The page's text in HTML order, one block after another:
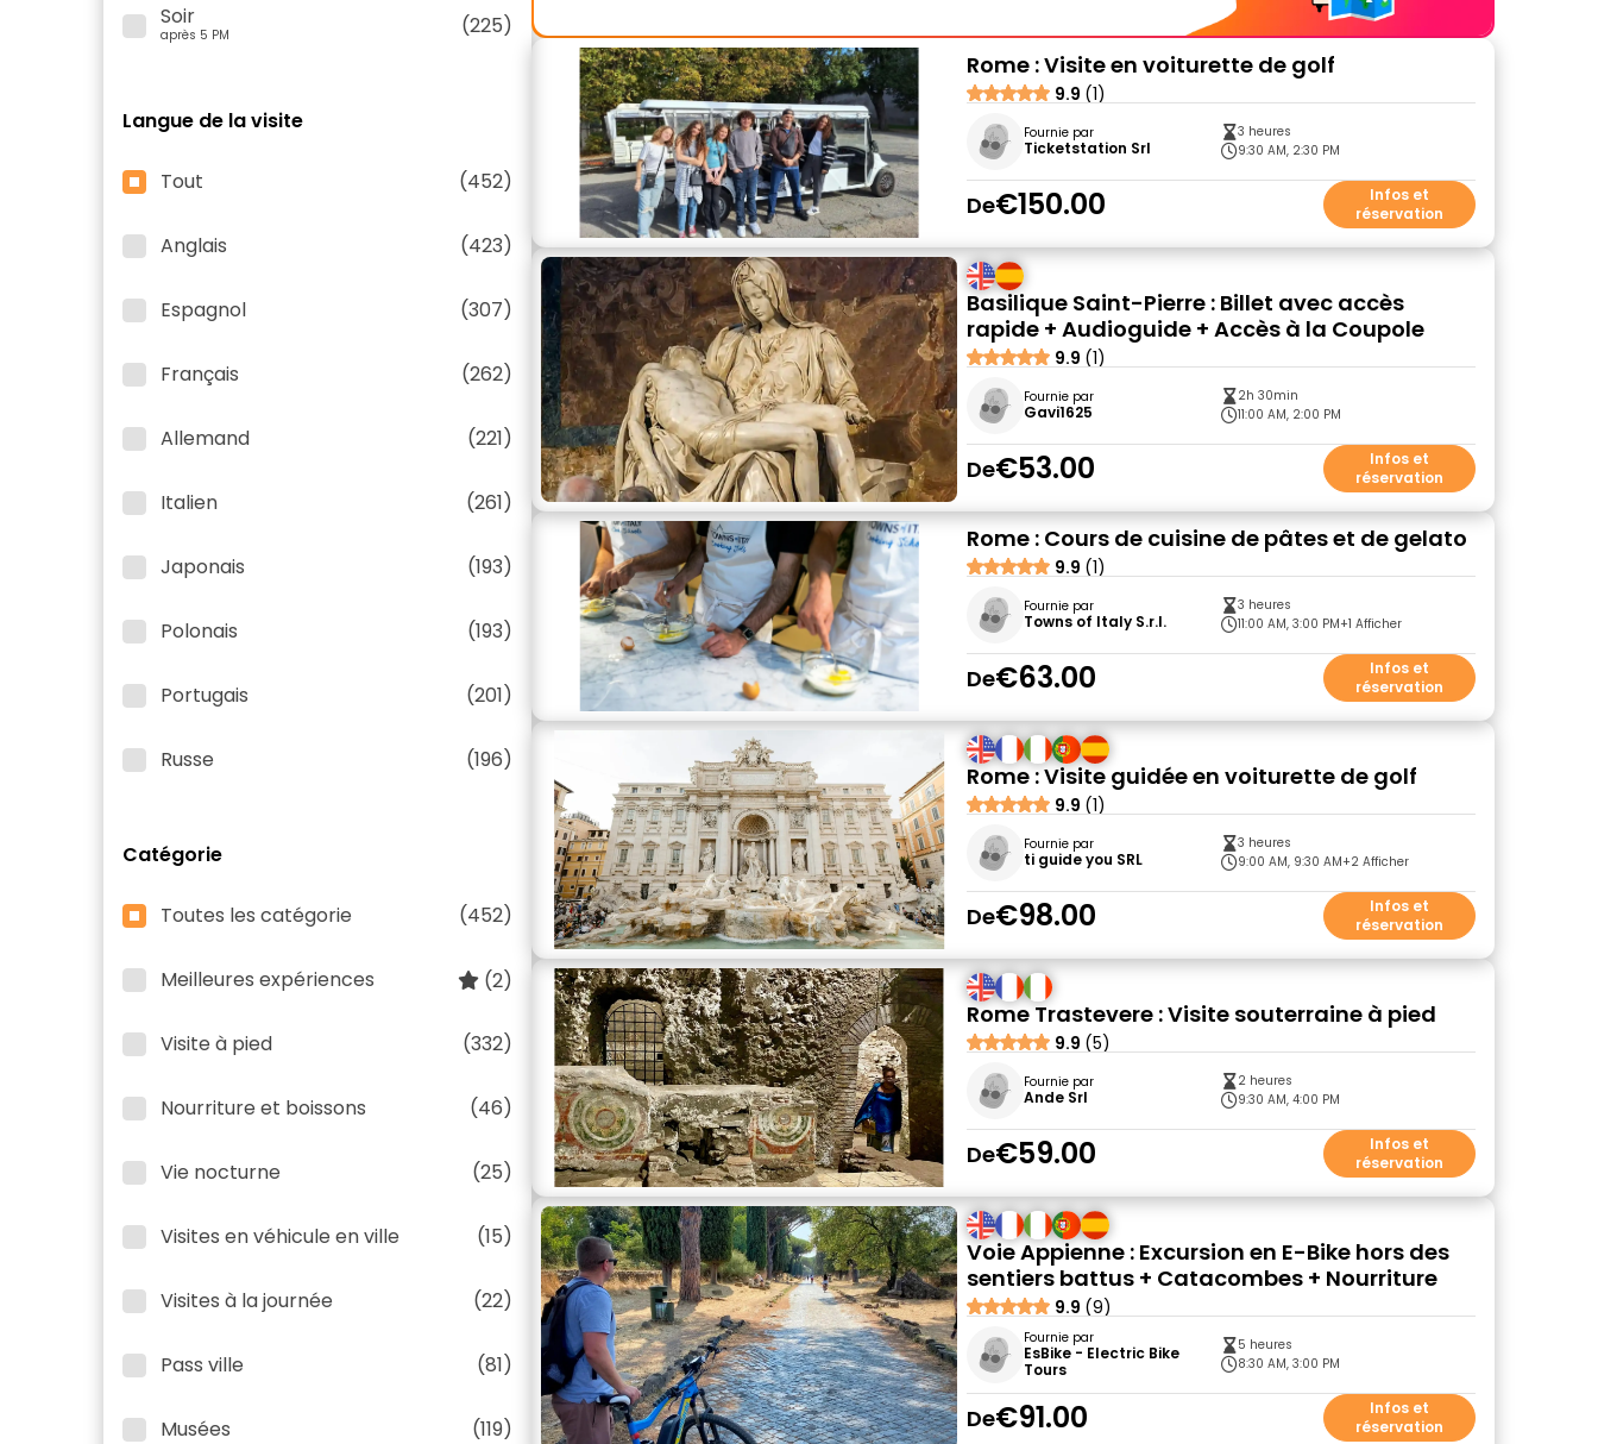
Soir
après 5 PM (225)
Langue de la visite
Tout (452)
Anglais (423)
Espagnol (307)
Français (262)
Allemand (221)
Italien (261)
Japonais (193)
Polonais (193)
Portugais (201)
Russe (196)
Catégorie
Toutes les catégorie (452)
Meilleures expériences (2)
Visite à pied (332)
Nourriture et boissons (46)
Vie nocturne (25)
Visites en véhicule en ville (15)
Visites à la journée (22)
Pass ville (81)
Musées (119)
Rome : Visite en voiturette de golf
9.9 (1)
Fournie par
Ticketstation Srl
3 heures
9:30 AM, 2:30 PM
De€150.00
Infos et
réservation
Basilique Saint-Pierre : Billet avec accès
rapide + Audioguide + Accès à la Coupole
9.9 (1)
Fournie par
Gavi1625
2h 30min
11:00 AM, 2:00 PM
De€53.00
Infos et
réservation
Rome : Cours de cuisine de pâtes et de gelato
9.9 (1)
Fournie par
Towns of Italy S.r.l.
3 heures
11:00 AM, 3:00 PM+1 Afficher
De€63.00
Infos et
réservation
Rome : Visite guidée en voiturette de golf
9.9 (1)
Fournie par
ti guide you SRL
3 heures
9:00 AM, 9:30 AM+2 Afficher
De€98.00
Infos et
réservation
Rome Trastevere : Visite souterraine à pied
9.9 (5)
Fournie par
Ande Srl
2 heures
9:30 AM, 4:00 PM
De€59.00
Infos et
réservation
Voie Appienne : Excursion en E-Bike hors des
sentiers battus + Catacombes + Nourriture
9.9 (9)
Fournie par
EsBike - Electric Bike
Tours
5 heures
8:30 AM, 3:00 PM
De€91.00
Infos et
réservation